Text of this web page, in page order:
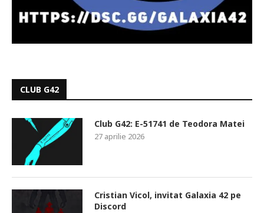
CLUB G42
Club G42: E-51741 de Teodora Matei
27 aprilie 2026
Cristian Vicol, invitat Galaxia 42 pe
Discord